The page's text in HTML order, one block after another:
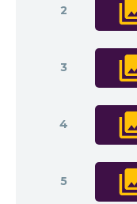
2
3
4
5